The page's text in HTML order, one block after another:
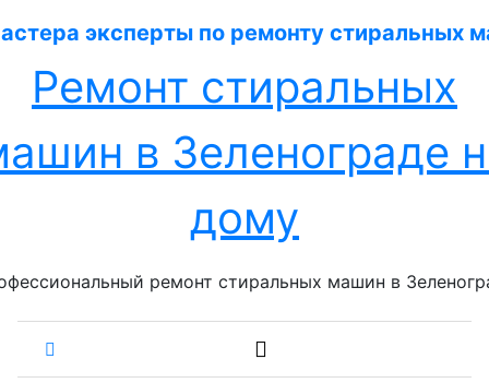
к
Ремонт стиральных
в Зеленограде
дому
ремонт стиральных машин в